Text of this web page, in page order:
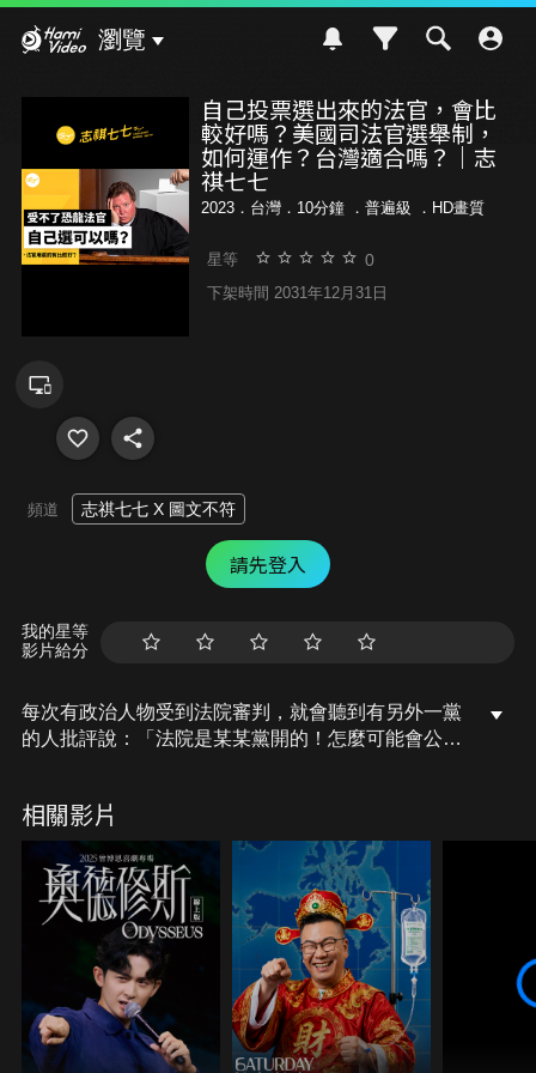
瀏覽
自己投票選出來的法官，會比
較好嗎？美國司法官選舉制，
如何運作？台灣適合嗎？｜志
祺七七
2023．台灣．10分鐘 ． 普遍級 ．HD畫質
星等 0
下架時間 2031年12月31日
頻道 志祺七七 X 圖文不符
請先登入
我的星等
影片給分
每次有政治人物受到法院審判，就會聽到有另外一黨
的人批評說：「法院是某某黨開的！怎麼可能會公正
但你知道嗎？在美國，這居然有可能真的發生！
今天，就讓我們一起來聊聊「司法官選舉」吧！
相關影片